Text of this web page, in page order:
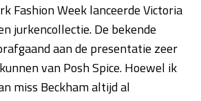
Fashion Week lanceerde Victoria
jurkencollectie. De bekende
aan de presentatie zeer
van Posh Spice. Hoewel ik
miss Beckham altijd al